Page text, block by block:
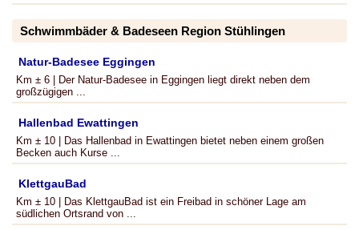
Schwimmbäder & Badeseen Region Stühlingen
Natur-Badesee Eggingen
Km ± 6 | Der Natur-Badesee in Eggingen liegt direkt neben dem
großzügigen ...
Hallenbad Ewattingen
Km ± 10 | Das Hallenbad in Ewattingen bietet neben einem großen
Becken auch Kurse ...
KlettgauBad
Km ± 10 | Das KlettgauBad ist ein Freibad in schöner Lage am
südlichen Ortsrand von ...